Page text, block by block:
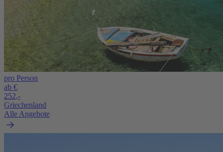
pro Person
ab €
252,-
Griechenland
Alle Angebote